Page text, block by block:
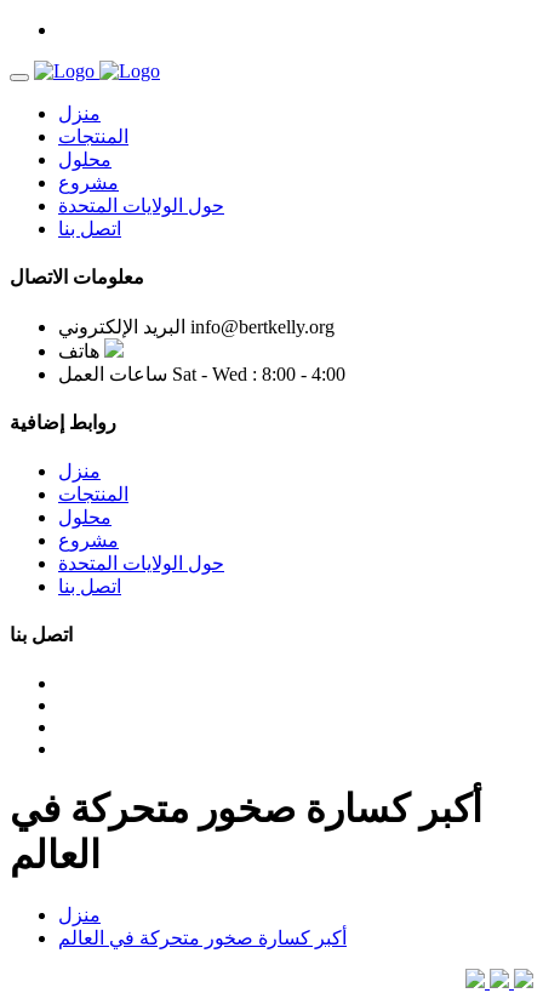
منزل
المنتجات
محلول
مشروع
حول الولايات المتحدة
اتصل بنا
معلومات الاتصال
البريد الإلكتروني info@bertkelly.org
هاتف
ساعات العمل Sat - Wed : 8:00 - 4:00
روابط إضافية
منزل
المنتجات
محلول
مشروع
حول الولايات المتحدة
اتصل بنا
اتصل بنا
أكبر كسارة صخور متحركة في
العالم
منزل
أكبر كسارة صخور متحركة في العالم